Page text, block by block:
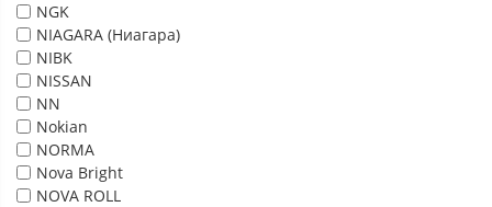
NGK
NIAGARA (Ниагара)
NIBK
NISSAN
NN
Nokian
NORMA
Nova Bright
NOVA ROLL